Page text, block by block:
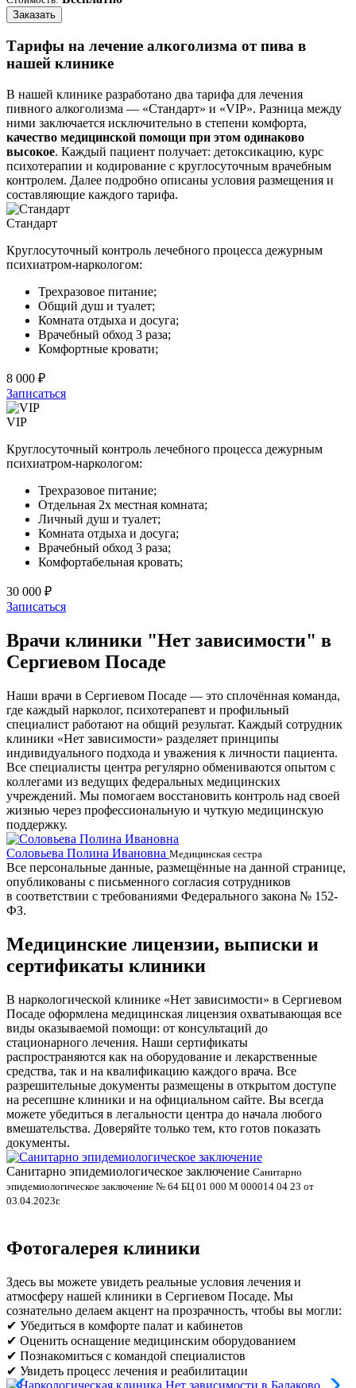
Заказать
Тарифы на лечение алкоголизма от пива в
нашей клинике
В нашей клинике разработано два тарифа для лечения
пивного алкоголизма — «Стандарт» и «VIP». Разница между
ними заключается исключительно в степени комфорта,
качество медицинской помощи при этом одинаково
высокое. Каждый пациент получает: детоксикацию, курс
психотерапии и кодирование с круглосуточным врачебным
контролем. Далее подробно описаны условия размещения и
составляющие каждого тарифа.
Стандарт
Круглосуточный контроль лечебного процесса дежурным
психиатром-наркологом:
Трехразовое питание;
Общий душ и туалет;
Комната отдыха и досуга;
Врачебный обход 3 раза;
Комфортные кровати;
8 000 ₽
Записаться
VIP
Круглосуточный контроль лечебного процесса дежурным
психиатром-наркологом:
Трехразовое питание;
Отдельная 2х местная комната;
Личный душ и туалет;
Комната отдыха и досуга;
Врачебный обход 3 раза;
Комфортабельная кровать;
30 000 ₽
Записаться
Врачи клиники "Нет зависимости" в
Сергиевом Посаде
Наши врачи в Сергиевом Посаде — это сплочённая команда,
где каждый нарколог, психотерапевт и профильный
специалист работают на общий результат. Каждый сотрудник
клиники «Нет зависимости» разделяет принципы
индивидуального подхода и уважения к личности пациента.
Все специалисты центра регулярно обмениваются опытом с
коллегами из ведущих федеральных медицинских
учреждений. Мы помогаем восстановить контроль над своей
жизнью через профессиональную и чуткую медицинскую
поддержку.
Соловьева Полина Ивановна Медицинская сестра
Все персональные данные, размещённые на данной странице,
опубликованы с письменного согласия сотрудников
в соответствии с требованиями Федерального закона № 152-
ФЗ.
Медицинские лицензии, выписки и
сертификаты клиники
В наркологической клинике «Нет зависимости» в Сергиевом
Посаде оформлена медицинская лицензия охватывающая все
виды оказываемой помощи: от консультаций до
стационарного лечения. Наши сертификаты
распространяются как на оборудование и лекарственные
средства, так и на квалификацию каждого врача. Все
разрешительные документы размещены в открытом доступе
на ресепшне клиники и на официальном сайте. Вы всегда
можете убедиться в легальности центра до начала любого
вмешательства. Доверяйте только тем, кто готов показать
документы.
Санитарно эпидемиологическое заключение Санитарно
эпидемиологическое заключение № 64 БЦ 01 000 М 000014 04 23 от
03.04.2023г.
Фотогалерея клиники
Здесь вы можете увидеть реальные условия лечения и
атмосферу нашей клиники в Сергиевом Посаде. Мы
сознательно делаем акцент на прозрачность, чтобы вы могли:
✔ Убедиться в комфорте палат и кабинетов
✔ Оценить оснащение медицинским оборудованием
✔ Познакомиться с командой специалистов
✔ Увидеть процесс лечения и реабилитации